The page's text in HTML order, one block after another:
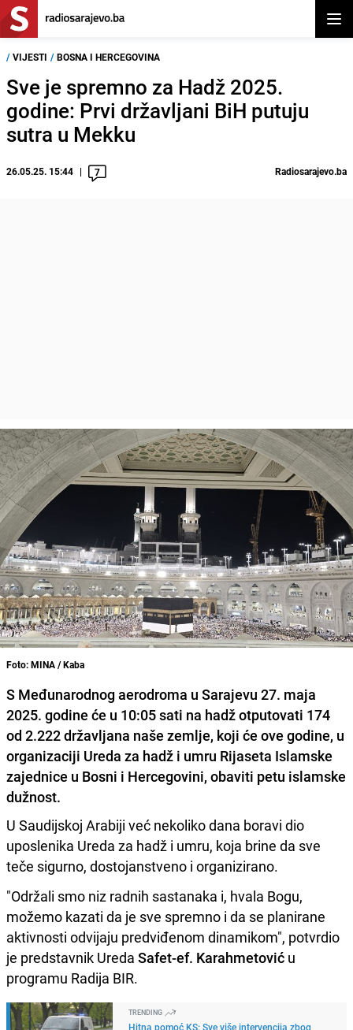
/ VIJESTI / BOSNA I HERCEGOVINA
Sve je spremno za Hadž 2025.
godine: Prvi državljani BiH putuju
sutra u Mekku
26.05.25. 15:44 7 Radiosarajevo.ba
Foto: MINA / Kaba
S Međunarodnog aerodroma u Sarajevu 27. maja
2025. godine će u 10:05 sati na hadž otputovati 174
od 2.222 državljana naše zemlje, koji će ove godine, u
organizaciji Ureda za hadž i umru Rijaseta Islamske
zajednice u Bosni i Hercegovini, obaviti petu islamske
dužnost.
U Saudijskoj Arabiji već nekoliko dana boravi dio
uposlenika Ureda za hadž i umru, koja brine da sve
teče sigurno, dostojanstveno i organizirano.
"Održali smo niz radnih sastanaka i, hvala Bogu,
možemo kazati da je sve spremno i da se planirane
aktivnosti odvijaju predviđenom dinamikom", potvrdio
je predstavnik Ureda Safet-ef. Karahmetović u
programu Radija BIR.
TRENDING
Hitna pomoć KS: Sve više intervencija zbog